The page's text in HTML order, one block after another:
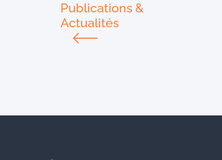
Publications &
Actualités